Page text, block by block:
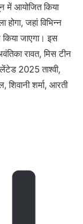
में आयोजित किया
जहां विभिन्न
जाएगा। इस
रावत, मिस टीन
2025 ताश्वी,
शर्मा, आरती